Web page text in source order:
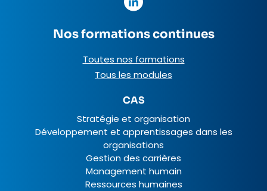
Nos formations continues
Toutes nos formations
Tous les modules
CAS
Stratégie et organisation
Développement et apprentissages dans les
organisations
Gestion des carrières
Management humain
Ressources humaines